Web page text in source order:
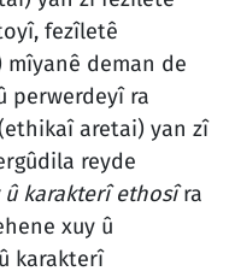
fezîletê
deman de
perwerdeyî ra
aretai) yan zî
reyde
û karakterî ethosîra
xuy û
karakterî